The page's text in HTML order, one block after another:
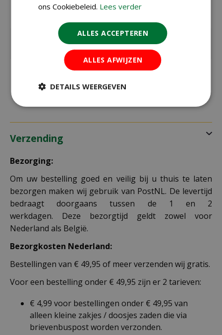
Bloeitijd / juni t/m oktober
Kiemduur in ca. 14 dagen
Zaaitemperat ca. 18ºC
Verzending
Bezorging:
Om uw bestelling goed en veilig bij u thuis te laten
bezorgen maken wij gebruik van PostNL. De levertijd
bedraagt doorgaans tussen de 1 en 2
werkdagen. Deze bezorgtijd geldt zowel voor
Nederland als België.
Bezorgkosten Nederland:
Bestellingen van € 49,95 of meer verzenden wij gratis.
Voor een bestelling onder € 49,95 zijn er 2 tarieven:
€ 4,99 voor bestellingen onder € 49,95 van
alleen kleine zakjes / doosjes zaden die via
brievenbuspost worden verzonden.
ons Cookiebeleid. Lees verder
ALLES ACCEPTEREN
ALLES AFWIJZEN
DETAILS WEERGEVEN